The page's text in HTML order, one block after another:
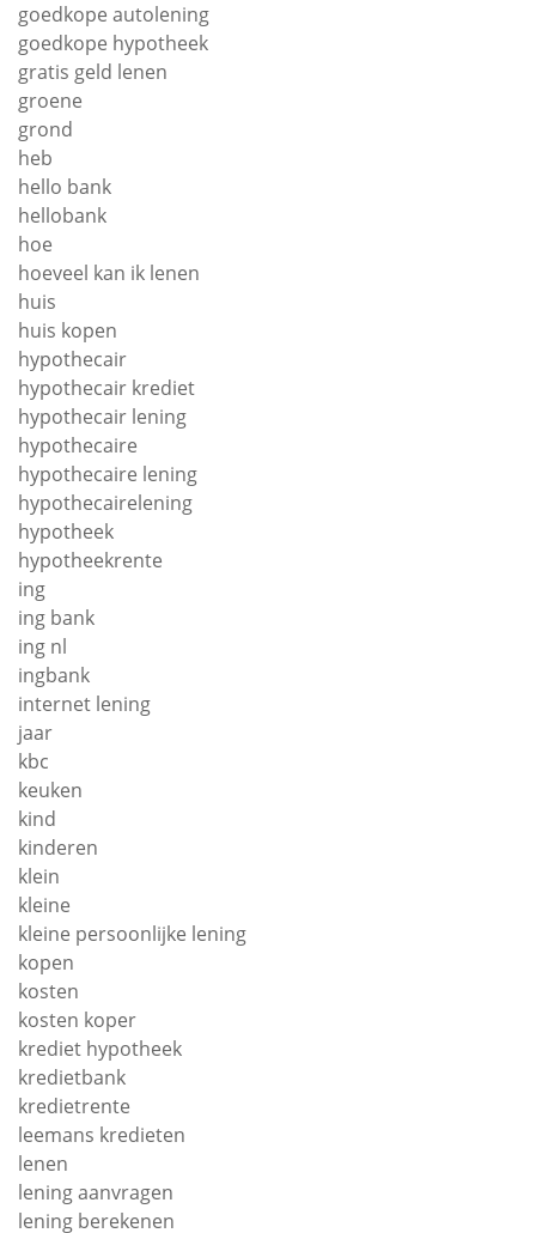
goedkope autolening
goedkope hypotheek
gratis geld lenen
groene
grond
heb
hello bank
hellobank
hoe
hoeveel kan ik lenen
huis
huis kopen
hypothecair
hypothecair krediet
hypothecair lening
hypothecaire
hypothecaire lening
hypothecairelening
hypotheek
hypotheekrente
ing
ing bank
ing nl
ingbank
internet lening
jaar
kbc
keuken
kind
kinderen
klein
kleine
kleine persoonlijke lening
kopen
kosten
kosten koper
krediet hypotheek
kredietbank
kredietrente
leemans kredieten
lenen
lening aanvragen
lening berekenen